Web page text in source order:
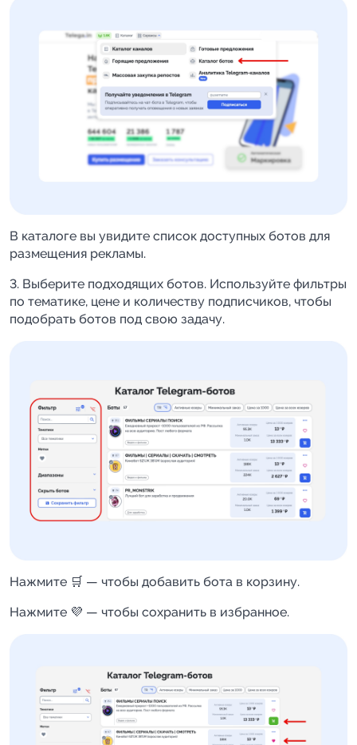
В каталоге вы увидите список доступных ботов для
размещения рекламы.
3. Выберите подходящих ботов. Используйте фильтры
по тематике, цене и количеству подписчиков, чтобы
подобрать ботов под свою задачу.
Нажмите 🛒 — чтобы добавить бота в корзину.
Нажмите 💜 — чтобы сохранить в избранное.